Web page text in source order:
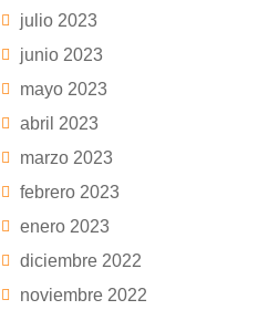
julio 2023
junio 2023
mayo 2023
abril 2023
marzo 2023
febrero 2023
enero 2023
diciembre 2022
noviembre 2022